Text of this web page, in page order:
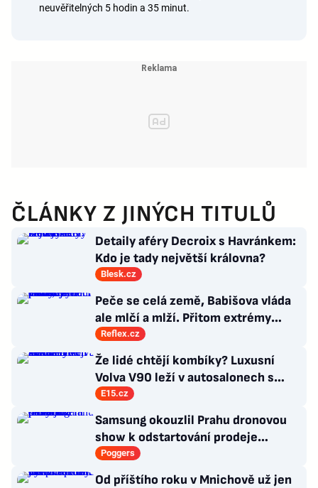
neuvěřitelných 5 hodin a 35 minut.
ČLÁNKY Z JINÝCH TITULŮ
Detaily aféry Decroix s Havránkem:
Kdo je tady největší královna?
Blesk.cz
Peče se celá země, Babišova vláda
ale mlčí a mlží. Přitom extrémy
počasí jsou trvalými problémy
Česka
Reflex.cz
Že lidé chtějí kombíky? Luxusní
Volva V90 leží v autosalonech s
milionovou slevou
E15.cz
Samsung okouzlil Prahu dronovou
show k odstartování prodeje
nových produktů
Poggers
Od příštího roku v Mnichově už jen